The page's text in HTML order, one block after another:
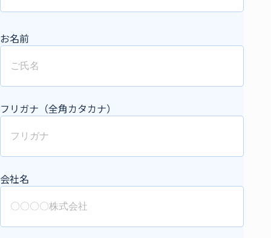
お名前
フリガナ（全角カタカナ）
会社名